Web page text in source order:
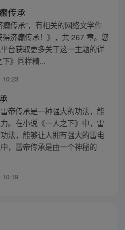
传承
传承”，有相关的网络文学作
济癫传承！》，共 267 章。您
台获取更多关于这一主题的详
》同样精...
10:23
帝传承是一种强大的功法，能
。在小说《一人之下》中，雷
法，能够让人拥有强大的雷电
，雷帝传承是由一个神秘的
10:19